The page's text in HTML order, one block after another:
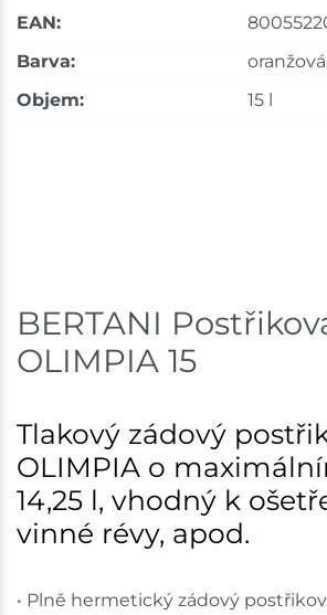
Skladem na prodejně - doručení do
Mohelnice
Skladem na prodejně - doručení
Nové Město
Skladem na prodejně - doručení do
EAN:
Barva:
oranžová
Objem:
15 l
BERTANI
OLIMPIA 15
Tlakový zádový
OLIMPIA o
14,25 l, vhodný k
vinné révy, apod.
• Plně hermetický zádový